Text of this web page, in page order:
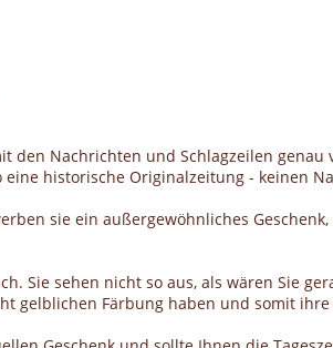
Nachrichten und Schlagzeilen genau
historische Originalzeitung - keinen
sie ein außergewöhnliches
Sie sehen nicht so aus, als wären Sie
gelblichen Färbung haben und somit